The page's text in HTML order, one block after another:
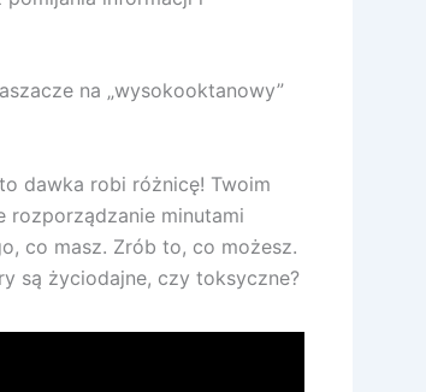
na „wysokooktanowy”
dawka robi różnicę! Twoim
rozporządzanie minutami
co masz. Zrób to, co możesz.
są życiodajne, czy toksyczne?